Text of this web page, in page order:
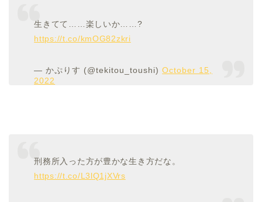
生きてて……楽しいか……?
https://t.co/kmOG82zkri
— かぷりす (@tekitou_toushi)October 15,
2022
刑務所入った方が豊かな生き方だな。
https://t.co/L3lQ1jXVrs